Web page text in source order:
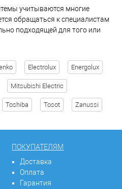
Electrolux Energolux
Mitsubishi Electric
Toshiba Tosot Zanussi
учитываются многие
обращаться к специалистам
подходящей для того или
ПОКУПАТЕЛЯМ
Доставка
Оплата
Гарантия